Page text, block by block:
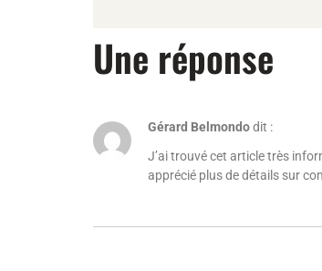
Une réponse
Gérard Belmondodit :
J’ai trouvé cet article très
apprécié plus de détails sur